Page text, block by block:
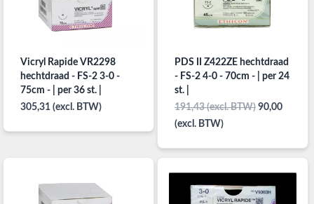
Vicryl Rapide VR2298
hechtdraad - FS-2 3-0 -
75cm - | per 36 st. |
305,31 (excl. BTW)
PDS II Z422ZE hechtdraad
- FS-2 4-0 - 70cm - | per 24
st. |
191,43 (excl. BTW)90,00
(excl. BTW)